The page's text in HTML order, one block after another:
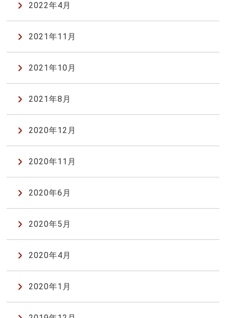
2022年4月
2021年11月
2021年10月
2021年8月
2020年12月
2020年11月
2020年6月
2020年5月
2020年4月
2020年1月